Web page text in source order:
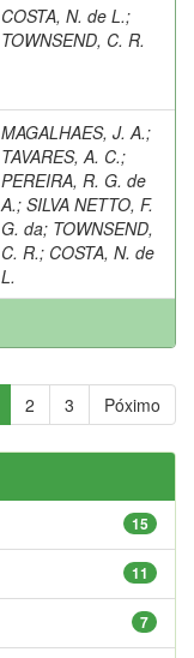
COSTA, N. de L.;
TOWNSEND, C. R.
MAGALHAES, J. A.;
TAVARES, A. C.;
PEREIRA, R. G. de
A.; SILVA NETTO, F.
G. da; TOWNSEND,
C. R.; COSTA, N. de
L.
2 3 Póximo
15
11
7